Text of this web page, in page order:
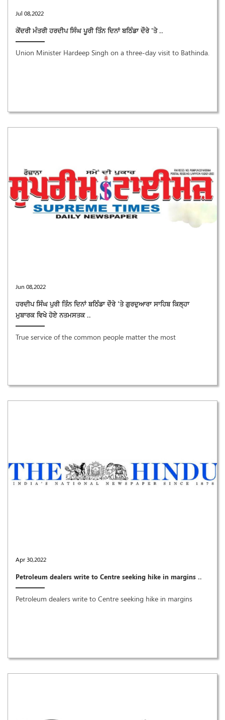
Jul 08,2022
ਕੇਂਦਰੀ ਮੰਤਰੀ ਹਰਦੀਪ ਸਿੰਘ ਪੂਰੀ ਤਿੰਨ ਦਿਨਾਂ ਬਠਿੰਡਾ ਦੌਰੇ 'ਤੇ ..
Union Minister Hardeep Singh on a three-day visit to Bathinda.
Jun 08,2022
ਹਰਦੀਪ ਸਿੰਘ ਪੁਰੀ ਤਿੰਨ ਦਿਨਾਂ ਬਠਿੰਡਾ ਦੌਰੇ 'ਤੇ ਗੁਰਦੁਆਰਾ ਸਾਹਿਬ ਕਿਲ੍ਹਾ
ਮੁਬਾਰਕ ਵਿਖੇ ਹੋਏ ਨਤਮਸਤਕ ..
True service of the common people matter the most
Apr 30,2022
Petroleum dealers write to Centre seeking hike in margins ..
Petroleum dealers write to Centre seeking hike in margins